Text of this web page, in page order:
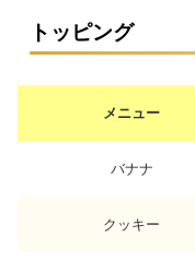
トッピング
メニュー
バナナ
クッキー